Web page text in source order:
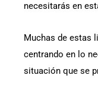
necesitarás en
Muchas de estas
centrando en lo
situación que se